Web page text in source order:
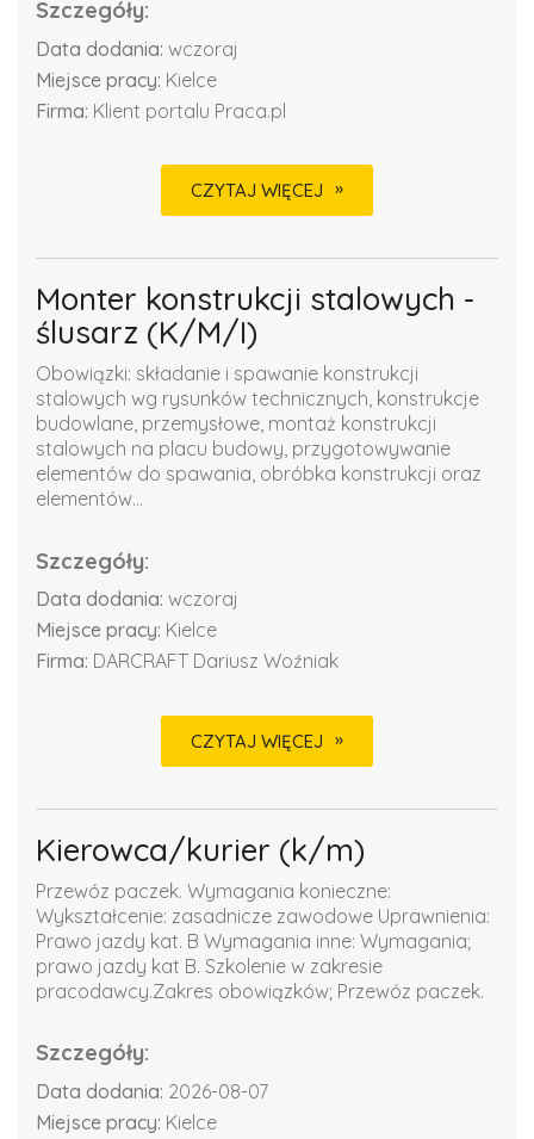
Szczegóły:
Data dodania: wczoraj
Miejsce pracy: Kielce
Firma: Klient portalu Praca.pl
CZYTAJ WIĘCEJ
Monter konstrukcji stalowych -
ślusarz (K/M/I)
Obowiązki: składanie i spawanie konstrukcji
stalowych wg rysunków technicznych, konstrukcje
budowlane, przemysłowe, montaż konstrukcji
stalowych na placu budowy, przygotowywanie
elementów do spawania, obróbka konstrukcji oraz
elementów...
Szczegóły:
Data dodania: wczoraj
Miejsce pracy: Kielce
Firma: DARCRAFT Dariusz Woźniak
CZYTAJ WIĘCEJ
Kierowca/kurier (k/m)
Przewóz paczek. Wymagania konieczne:
Wykształcenie: zasadnicze zawodowe Uprawnienia:
Prawo jazdy kat. B Wymagania inne: Wymagania;
prawo jazdy kat B. Szkolenie w zakresie
pracodawcy.Zakres obowiązków; Przewóz paczek.
Szczegóły:
Data dodania: 2026-08-07
Miejsce pracy: Kielce